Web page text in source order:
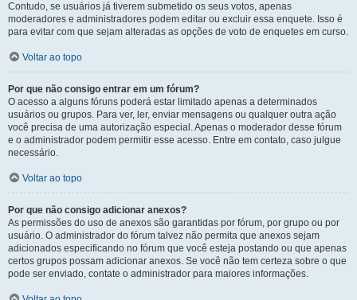
Contudo, se usuários já tiverem submetido os seus votos, apenas
moderadores e administradores podem editar ou excluir essa enquete. Isso é
para evitar com que sejam alteradas as opções de voto de enquetes em curso.
Voltar ao topo
Por que não consigo entrar em um fórum?
O acesso a alguns fóruns poderá estar limitado apenas a determinados
usuários ou grupos. Para ver, ler, enviar mensagens ou qualquer outra ação
você precisa de uma autorização especial. Apenas o moderador desse fórum
e o administrador podem permitir esse acesso. Entre em contato, caso julgue
necessário.
Voltar ao topo
Por que não consigo adicionar anexos?
As permissões do uso de anexos são garantidas por fórum, por grupo ou por
usuário. O administrador do fórum talvez não permita que anexos sejam
adicionados especificando no fórum que você esteja postando ou que apenas
certos grupos possam adicionar anexos. Se você não tem certeza sobre o que
pode ser enviado, contate o administrador para maiores informações.